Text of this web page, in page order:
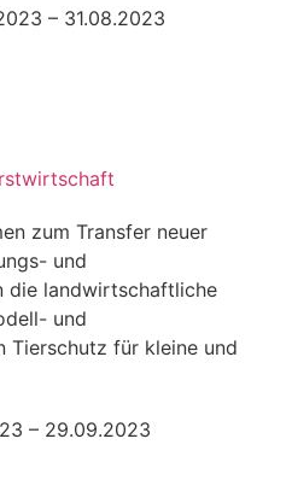
– 31.08.2023
zum Transfer neuer
und
die landwirtschaftliche
und
Tierschutz für kleine und
– 29.09.2023